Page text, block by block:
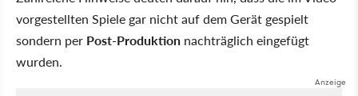
vorgestellten Spiele gar nicht auf dem Gerät gespielt
sondern per Post-Produktion nachträglich eingefügt
wurden.